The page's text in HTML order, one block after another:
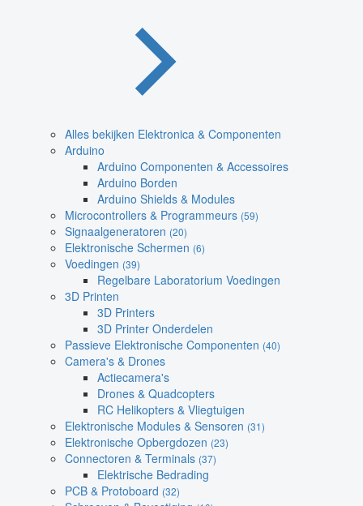
Alles bekijken Elektronica & Componenten
Arduino
Arduino Componenten & Accessoires
Arduino Borden
Arduino Shields & Modules
Microcontrollers & Programmeurs (59)
Signaalgeneratoren (20)
Elektronische Schermen (6)
Voedingen (39)
Regelbare Laboratorium Voedingen
3D Printen
3D Printers
3D Printer Onderdelen
Passieve Elektronische Componenten (40)
Camera's & Drones
Actiecamera's
Drones & Quadcopters
RC Helikopters & Vliegtuigen
Elektronische Modules & Sensoren (31)
Elektronische Opbergdozen (23)
Connectoren & Terminals (37)
Elektrische Bedrading
PCB & Protoboard (32)